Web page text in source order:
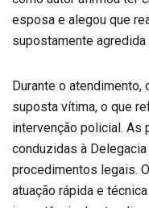
esposa e alegou que
supostamente agredida
Durante o atendimento,
suposta vítima, o que
intervenção policial. As
conduzidas à
procedimentos legais.
atuação rápida e